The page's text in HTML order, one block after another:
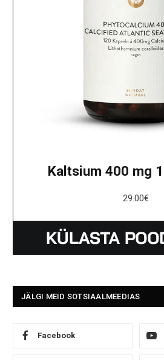
Kaltsium 400 mg
29.00€
JÄLGI MEID SOTSIAALMEEDIAS
Facebook